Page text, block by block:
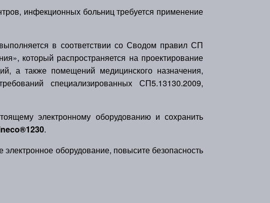
инфекционных больниц требуется применение
в соответствии со Сводом правил СП
который распространяется на проектирование
а также помещений медицинского назначения,
специализированных СП5.13130.2009,
электронному оборудованию и сохранить
.
оборудование, повысите безопасность